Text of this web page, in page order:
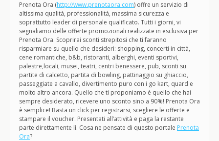
Prenota Ora (http://www.prenotaora.com) offre un servizio di
altissima qualità, professionalità, massima sicurezza e
soprattutto leader di personale qualificato. Tutti i giorni, vi
segnaliamo delle offerte promozionali realizzate in esclusiva per
Prenota Ora. Scoprirai sconti strepitosi che ti faranno
risparmiare su quello che desideri: shopping, concerti in città,
cene romantiche, b&b, ristoranti, alberghi, eventi sportivi,
palestre,locali, musei, teatri, centri benessere, pub, sconti su
partite di calcetto, partita di bowling, pattinaggio su ghiaccio,
passeggiate a cavallo, divertimento puro con i go kart, quard e
molto altro ancora. Quello che ti proponiamo è quello che hai
sempre desiderato, ricevere uno sconto sino a 90%! Prenota Ora
è semplice! Basta un click per registrarsi, scegliere le offerte e
stampare il voucher. Presentati all’attività e paga la restante
parte direttamente lì. Cosa ne pensate di questo portale Prenota
Ora?